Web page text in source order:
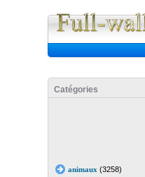
Catégories
animaux (3258)